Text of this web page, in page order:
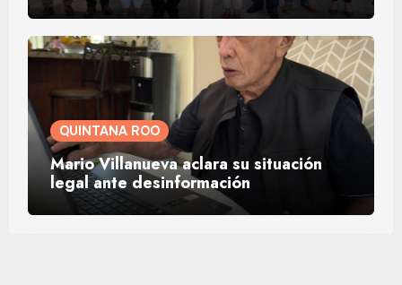
QUINTANA ROO
Mario Villanueva aclara su situación
legal ante desinformación